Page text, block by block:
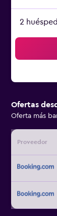
2
Ofertas
Oferta más
Proveedor